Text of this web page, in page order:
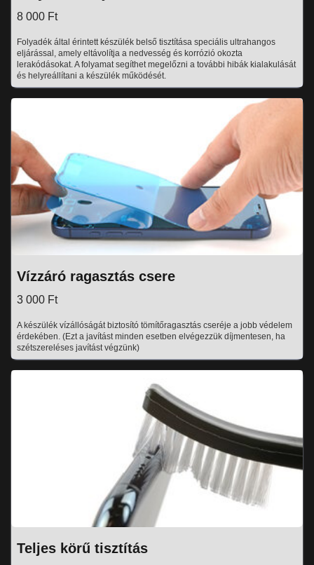
8 000 Ft
Folyadék által érintett készülék belső tisztítása speciális ultrahangos
eljárással, amely eltávolítja a nedvesség és korrózió okozta
lerakódásokat. A folyamat segíthet megelőzni a további hibák kialakulását
és helyreállítani a készülék működését.
Vízzáró ragasztás csere
3 000 Ft
A készülék vízállóságát biztosító tömítőragasztás cseréje a jobb védelem
érdekében. (Ezt a javítást minden esetben elvégezzük díjmentesen, ha
szétszereléses javítást végzünk)
Teljes körű tisztítás